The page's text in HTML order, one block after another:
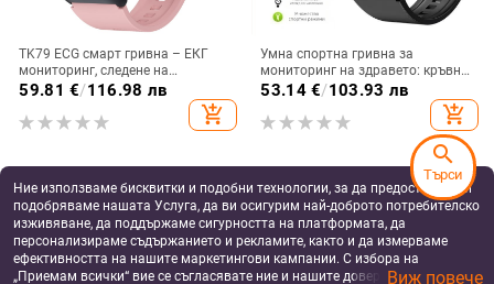
TK79 ECG смарт гривна – ЕКГ
мониторинг, следене на
сърдечния ритъм, следене на
съня, отчитане на стъпките,
Android-съвместима
59.81 €/116.98 лв
add_shopping_cart
Умна спортна гривна за
мониторинг на здравето: кръвна
захар, кислород в кръвта,
динамично кръвно налягане,
пикочна киселина и телесна
53.14€/103.93 лв
add_shopping_cart
Ние използваме бисквитки и подобни технологии, за да предоставяме и
подобряваме нашата Услуга, да ви осигурим най-доброто потребителско
изживяване, да поддържаме сигурността на платформата, да
персонализираме съдържанието и рекламите, както и да измерваме
ефективността на нашите маркетингови кампании. С избора на
„Приемам всички“ вие се съгласявате ние и нашите доверени партньори
Виж повече
search
Търси